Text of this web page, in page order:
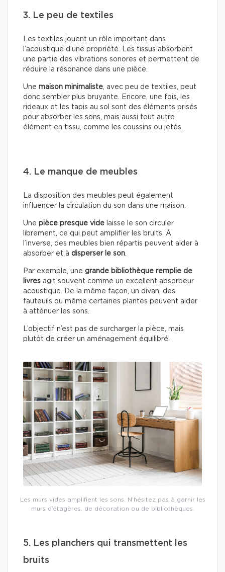
3. Le peu de textiles
Les textiles jouent un rôle important dans
l’acoustique d’une propriété. Les tissus absorbent
une partie des vibrations sonores et permettent de
réduire la résonance dans une pièce.
Une maison minimaliste, avec peu de textiles, peut
donc sembler plus bruyante. Encore, une fois, les
rideaux et les tapis au sol sont des éléments prisés
pour absorber les sons, mais aussi tout autre
élément en tissu, comme les coussins ou jetés.
4. Le manque de meubles
La disposition des meubles peut également
influencer la circulation du son dans une maison.
Une pièce presque vide laisse le son circuler
librement, ce qui peut amplifier les bruits. À
l’inverse, des meubles bien répartis peuvent aider à
absorber et à disperser le son.
Par exemple, une grande bibliothèque remplie de
livres agit souvent comme un excellent absorbeur
acoustique. De la même façon, un divan, des
fauteuils ou même certaines plantes peuvent aider
à atténuer les sons.
L’objectif n’est pas de surcharger la pièce, mais
plutôt de créer un aménagement équilibré.
Les murs vides amplifient les sons. N’hésitez pas à garnir les
murs d’étagères, de décoration ou de bibliothèques.
5. Les planchers qui transmettent les
bruits